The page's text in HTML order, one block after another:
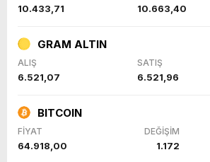
10.433,71 10.663,40
GRAM ALTIN
ALIŞ SATIŞ
6.521,07 6.521,96
BITCOIN
FİYAT DEĞİŞİM
64.918,00 1.172